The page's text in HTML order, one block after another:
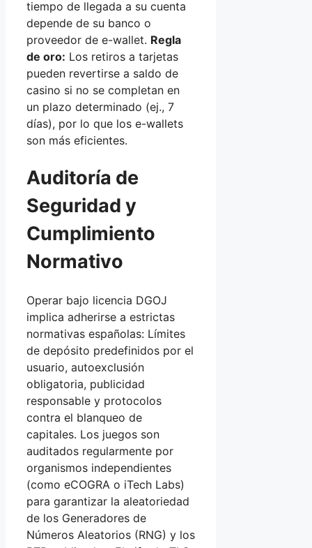
tiempo de llegada a su cuenta
depende de su banco o
proveedor de e-wallet. Regla
de oro: Los retiros a tarjetas
pueden revertirse a saldo de
casino si no se completan en
un plazo determinado (ej., 7
días), por lo que los e-wallets
son más eficientes.
Auditoría de
Seguridad y
Cumplimiento
Normativo
Operar bajo licencia DGOJ
implica adherirse a estrictas
normativas españolas: Límites
de depósito predefinidos por el
usuario, autoexclusión
obligatoria, publicidad
responsable y protocolos
contra el blanqueo de
capitales. Los juegos son
auditados regularmente por
organismos independientes
(como eCOGRA o iTech Labs)
para garantizar la aleatoriedad
de los Generadores de
Números Aleatorios (RNG) y los